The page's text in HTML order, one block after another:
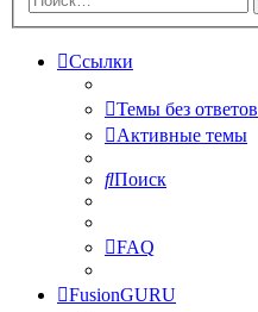
Ссылки
Темы без ответов
Активные темы
Поиск
FAQ
FusionGURU